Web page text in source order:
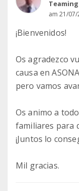
am 21/
¡Bienvenidos!
Os agradezco
causa en
pero vamos
Os animo a
familiares para
¡Juntos lo
Mil gracias.